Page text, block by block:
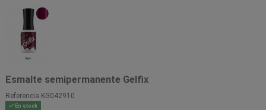
Esmalte semipermanente Gelfix
Referencia KG042910
En stock